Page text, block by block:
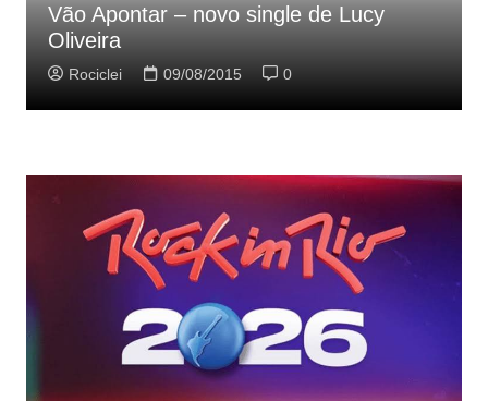
Vão Apontar – novo single de Lucy
Oliveira
Rociclei 09/08/2015 0